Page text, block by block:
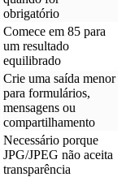
obrigatório
Comece em 85 para
um resultado
equilibrado
Crie uma saída menor
para formulários,
mensagens ou
compartilhamento
Necessário porque
JPG/JPEG não aceita
transparência